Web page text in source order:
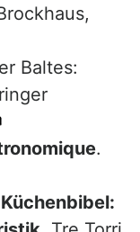
Baltes:
.